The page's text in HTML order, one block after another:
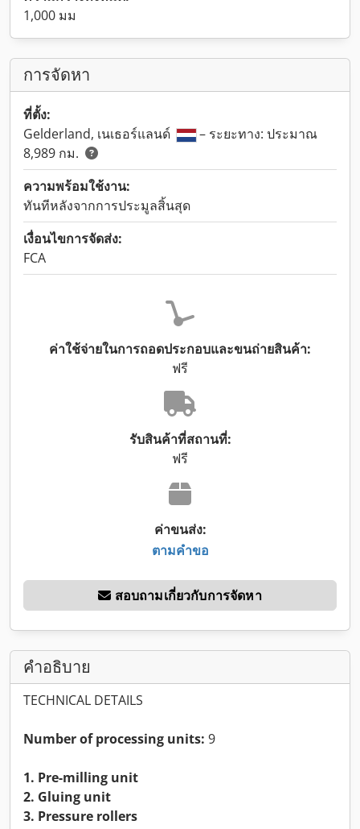
1,000 มม
การจัดหา
ที่ตั้ง:
Gelderland, เนเธอร์แลนด์
– ระยะทาง: ประมาณ
8,989 กม.
ความพร้อมใช้งาน:
ทันทีหลังจากการประมูลสิ้นสุด
เงื่อนไขการจัดส่ง:
FCA
ค่าใช้จ่ายในการถอดประกอบและขนถ่ายสินค้า:
ฟรี
รับสินค้าที่สถานที่:
ฟรี
ค่าขนส่ง:
ตามคำขอ
สอบถามเกี่ยวกับการจัดหา
คำอธิบาย
TECHNICAL DETAILS
Number of processing units: 9
1. Pre-milling unit
2. Gluing unit
3. Pressure rollers